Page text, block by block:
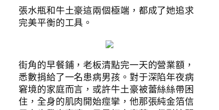
張水瓶和牛土豪這兩個極端，都成了她追求
完美平衡的工具。
街角的早餐鋪，老板清點完一天的營業額，
悉數捐給了一名患病男孩。對于深陷年夜病
窘境的家庭而言，或許牛土豪被蕾絲絲帶困
住，全身的肌肉開始痙攣，他那張純金箔信